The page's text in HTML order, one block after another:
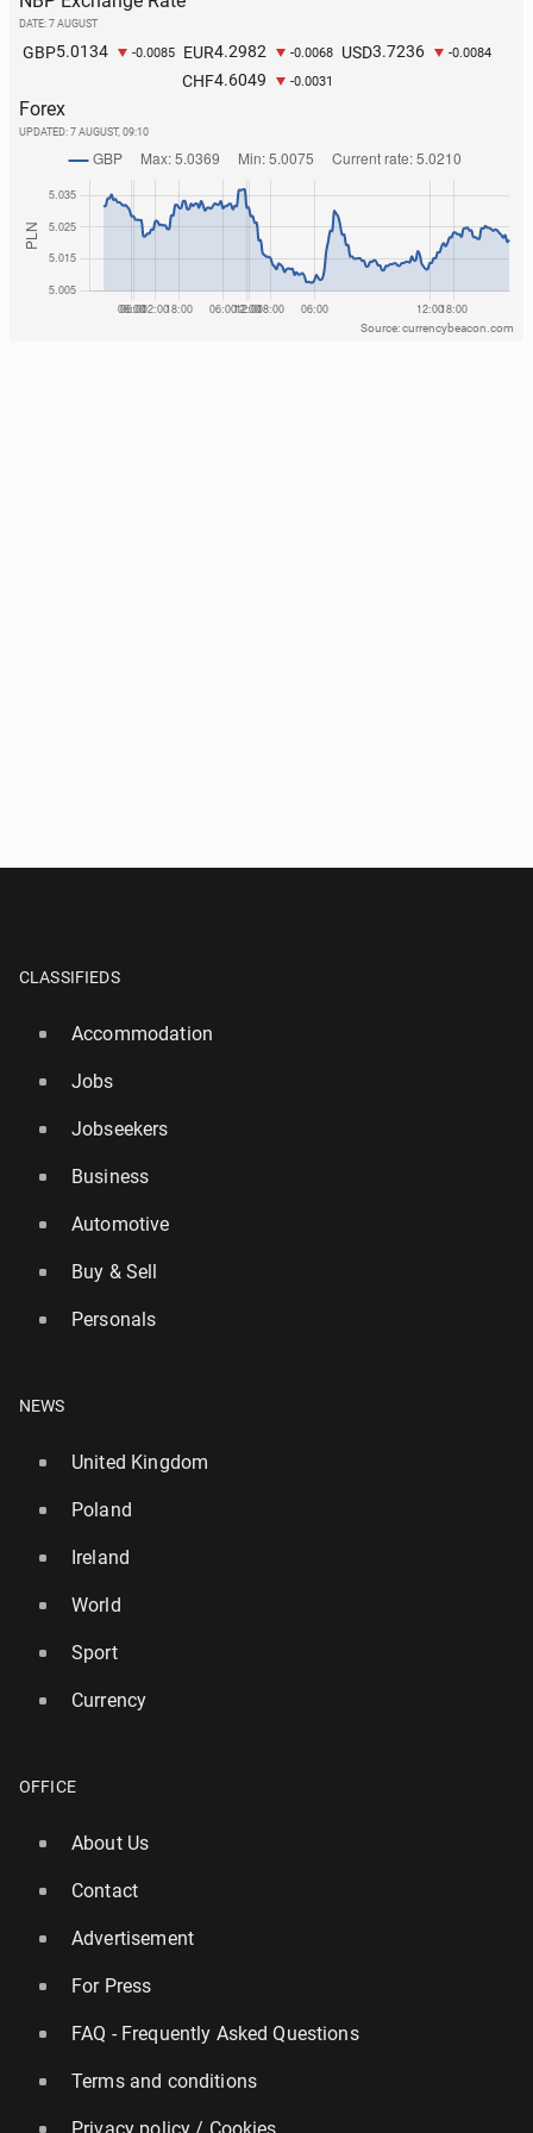
DATE: 7 AUGUST
GBP5.0134 -0.0085 EUR4.2982 -0.0068 USD3.7236 -0.0084
CHF4.6049 -0.0031
Forex
UPDATED: 7 AUGUST, 09:10
Source: currencybeacon.com
CLASSIFIEDS
Accommodation
Jobs
Jobseekers
Business
Automotive
Buy & Sell
Personals
NEWS
United Kingdom
Poland
Ireland
World
Sport
Currency
OFFICE
About Us
Contact
Advertisement
For Press
FAQ - Frequently Asked Questions
Terms and conditions